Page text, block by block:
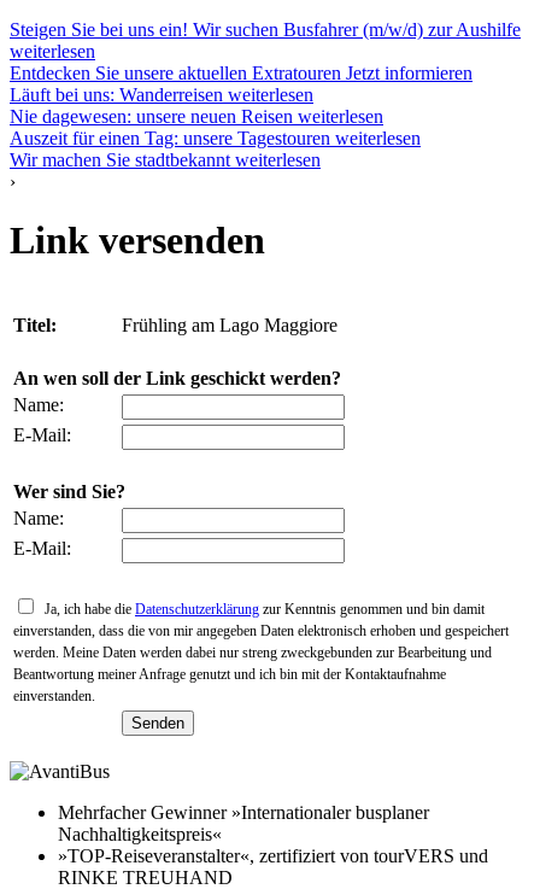
Steigen Sie bei uns ein! Wir suchen Busfahrer (m/w/d) zur Aushilfe
weiterlesen
Entdecken Sie unsere aktuellen Extratouren Jetzt informieren
Läuft bei uns: Wanderreisen weiterlesen
Nie dagewesen: unsere neuen Reisen weiterlesen
Auszeit für einen Tag: unsere Tagestouren weiterlesen
Wir machen Sie stadtbekannt weiterlesen
›
Link versenden
Titel: Frühling am Lago Maggiore
An wen soll der Link geschickt werden?
Name:
E-Mail:
Wer sind Sie?
Name:
E-Mail:
Ja, ich habe die Datenschutzerklärung zur Kenntnis genommen und bin damit
einverstanden, dass die von mir angegeben Daten elektronisch erhoben und gespeichert
werden. Meine Daten werden dabei nur streng zweckgebunden zur Bearbeitung und
Beantwortung meiner Anfrage genutzt und ich bin mit der Kontaktaufnahme
einverstanden.
Mehrfacher Gewinner »Internationaler busplaner
Nachhaltigkeitspreis«
»TOP-Reiseveranstalter«, zertifiziert von tourVERS und
RINKE TREUHAND